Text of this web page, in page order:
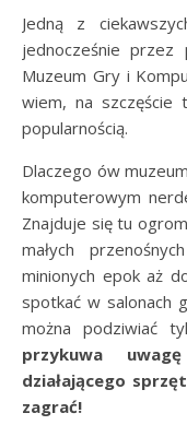
Jedną z
jednocześnie
Muzeum Gry i
wiem, na szczęście
popularnością.
Dlaczego ów
komputerowym
Znajduje się tu
małych
minionych epok aż
spotkać w salonach
można podziwiać
przykuwa
działającego
zagrać!